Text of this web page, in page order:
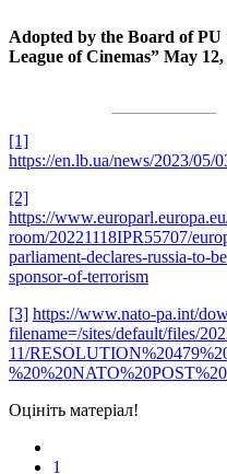
Adopted by the Board of
League of Cinemas” May 12,
[1]
https://en.lb.ua/news/2023/05/
[2]
https://
room/20221118IPR55707/
parliament-declares-russia-to-
sponsor-of-terrorism
[3] https://www.nato-pa.int/
filename=/sites/default/files/
11/
Оцініть матеріал!
1